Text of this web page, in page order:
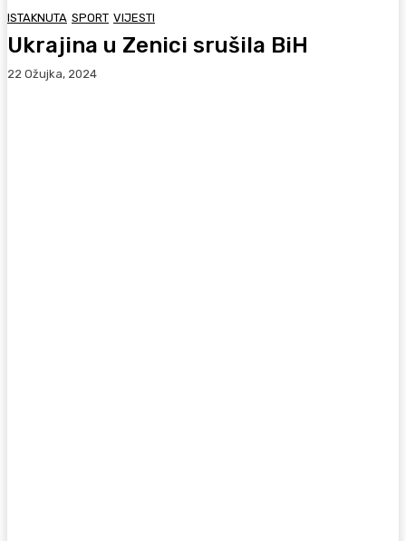
ISTAKNUTA SPORT VIJESTI
Ukrajina u Zenici srušila BiH
22 Ožujka, 2024